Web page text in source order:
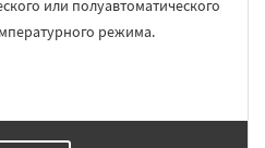
или полуавтоматического
режима.